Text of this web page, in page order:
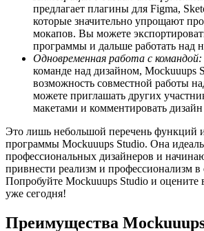
предлагает плагины для Figma,
которые значительно упрощают
мокапов. Вы можете
программы и дальше работать над
Одновременная работа с командой:
команде над дизайном, Mockuuups
возможность совместной работы
можете приглашать других
макетами и комментировать
Это лишь небольшой перечень функций
программы Mockuuups Studio. Она
профессиональных дизайнеров и
привнести реализм и профессионализм в
Попробуйте Mockuuups Studio и оцените
уже сегодня!
Преимущества